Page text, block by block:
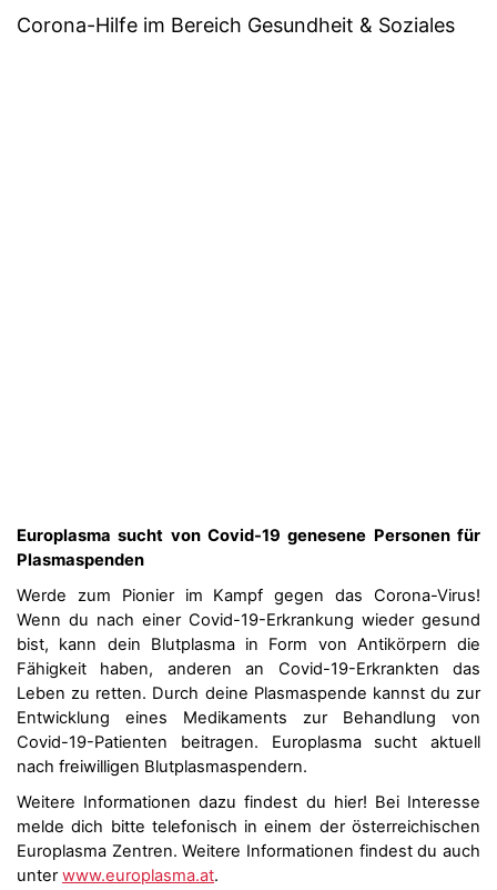
Corona-Hilfe im Bereich Gesundheit & Soziales
Europlasma sucht von Covid-19 genesene Personen für
Plasmaspenden
Werde zum Pionier im Kampf gegen das Corona-Virus!
Wenn du nach einer Covid-19-Erkrankung wieder gesund
bist, kann dein Blutplasma in Form von Antikörpern die
Fähigkeit haben, anderen an Covid-19-Erkrankten das
Leben zu retten. Durch deine Plasmaspende kannst du zur
Entwicklung eines Medikaments zur Behandlung von
Covid-19-Patienten beitragen. Europlasma sucht aktuell
nach freiwilligen Blutplasmaspendern.
Weitere Informationen dazu findest du hier! Bei Interesse
melde dich bitte telefonisch in einem der österreichischen
Europlasma Zentren. Weitere Informationen findest du auch
unterwww.europlasma.at.